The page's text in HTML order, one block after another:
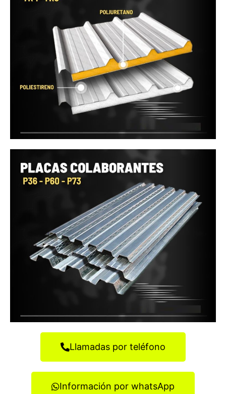
Llamadas por teléfono
Información por whatsApp